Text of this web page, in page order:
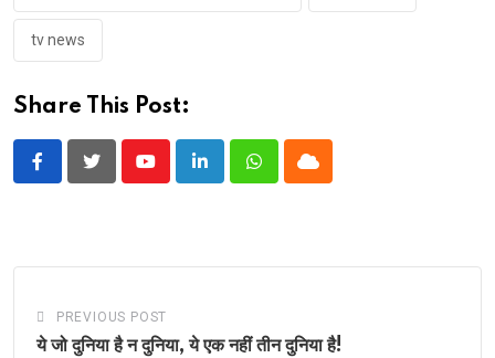
tv news
Share This Post:
YoutubeLinkedInWhatsappCloud
PREVIOUS POST
ये जो दुनिया है न दुनिया, ये एक नहीं तीन दुनिया है!